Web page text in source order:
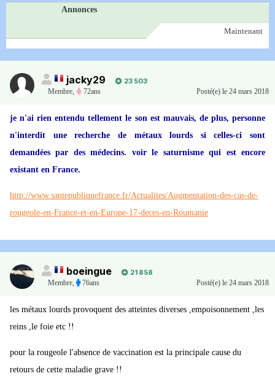
Annonces
Maintenant
jacky29
23 503
Membre, 72ans Posté(e) le 24 mars 2018
je n'ai rien entendu tellement le son est mauvais, de plus, personne
n'interdit une recherche de métaux lourds si celles-ci sont
demandées par des médecins. voir le saturnisme qui est encore
existant en France.
http://www.santepubliquefrance.fr/Actualites/Augmentation-des-cas-de-
rougeole-en-France-et-en-Europe-17-deces-en-Roumanie
boeingue
21 858
Membre, 76ans Posté(e) le 24 mars 2018
les métaux lourds provoquent des atteintes diverses ,empoisonnement ,les
reins ,le foie etc !!
pour la rougeole l'absence de vaccination est la principale cause du
retours de cette maladie grave !!